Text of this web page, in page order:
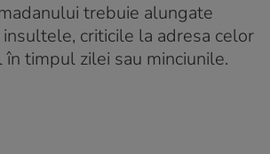
trebuie alungate
criticile la adresa celor
timpul zilei sau minciunile.